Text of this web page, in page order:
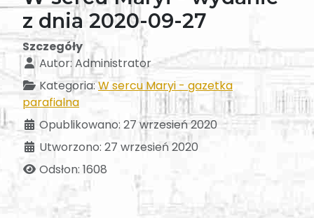
z dnia 2020-09-27
Szczegóły
Autor: Administrator
Kategoria:W sercu Maryi - gazetka
parafialna
Opublikowano: 27 wrzesień 2020
Utworzono: 27 wrzesień 2020
Odsłon: 1608